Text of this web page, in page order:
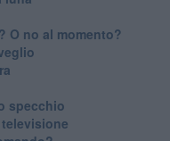
O no al momento?
specchio